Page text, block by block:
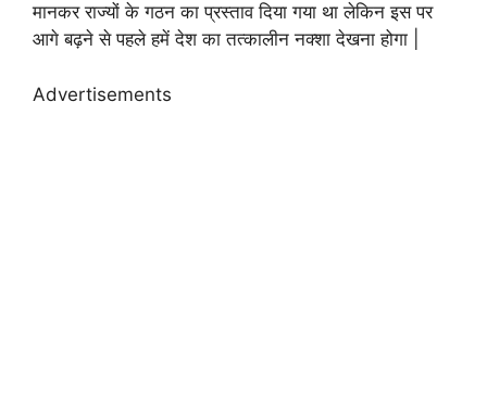
मानकर राज्यों के गठन का प्रस्ताव दिया गया था लेकिन इस पर
आगे बढ़ने से पहले हमें देश का तत्कालीन नक्शा देखना होगा |
Advertisements